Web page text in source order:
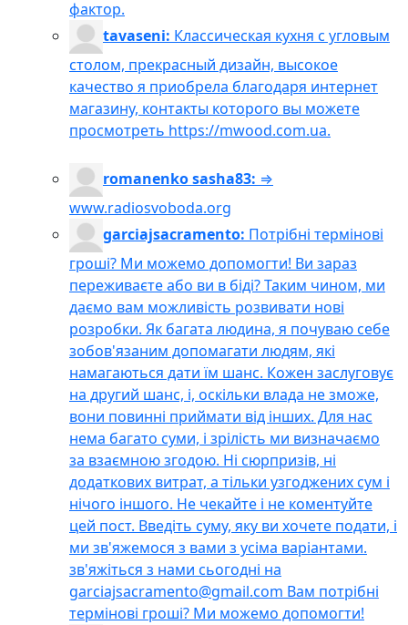
фактор.
tavaseni: Классическая кухня с угловым
столом, прекрасный дизайн, высокое
качество я приобрела благодаря интернет
магазину, контакты которого вы можете
просмотреть https://mwood.com.ua.
romanenko sasha83: ⇒
www.radiosvoboda.org
garciajsacramento: Потрібні термінові
гроші? Ми можемо допомогти! Ви зараз
переживаєте або ви в біді? Таким чином, ми
даємо вам можливість розвивати нові
розробки. Як багата людина, я почуваю себе
зобов'язаним допомагати людям, які
намагаються дати їм шанс. Кожен заслуговує
на другий шанс, і, оскільки влада не зможе,
вони повинні приймати від інших. Для нас
нема багато суми, і зрілість ми визначаємо
за взаємною згодою. Ні сюрпризів, ні
додаткових витрат, а тільки узгоджених сум і
нічого іншого. Не чекайте і не коментуйте
цей пост. Введіть суму, яку ви хочете подати, і
ми зв'яжемося з вами з усіма варіантами.
зв'яжіться з нами сьогодні на
garciajsacramento@gmail.com Вам потрібні
термінові гроші? Ми можемо допомогти!